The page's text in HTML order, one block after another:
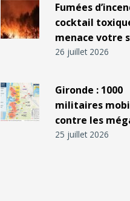
Fumées
cocktail
menace votre
26 juillet 2026
Gironde : 1000
militaires
contre les
25 juillet 2026